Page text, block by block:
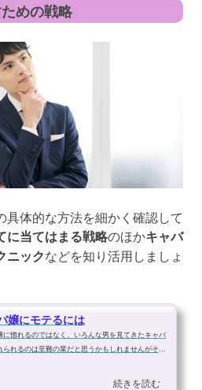
めの戦略
具体的な方法を細かく確認して
に当てはまる戦略のほかキャバ
ニックなどを知り活用しましょ
嬢にモテるには
に惚れるのではなく、いろんな男を見てきたキャバ
られるのは至難の業だと思うかもしれませんがそん
していないキャバクラ一本で生活しているキャバ嬢
続きを読む